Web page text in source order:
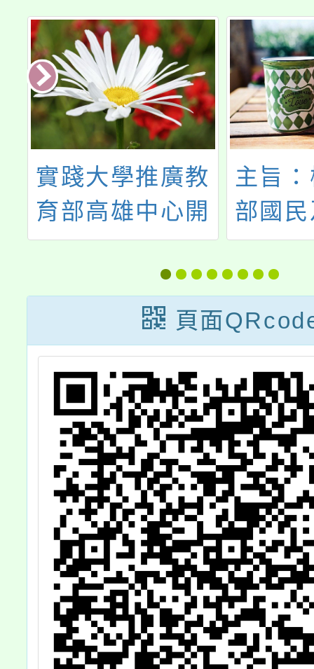
實踐大學推廣教
育部高雄中心開
設暑假營隊活動
主旨
部國
育署
113-
行童
個人
出童
計畫
貴校
薦，
請
頁面